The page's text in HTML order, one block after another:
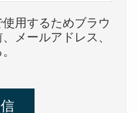
用するためブラウ
メールアドレス、